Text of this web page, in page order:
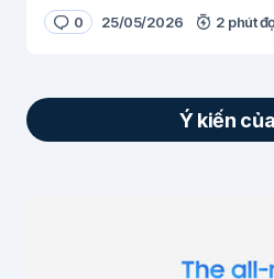
0 25/05/2026 2 phút
Ý kiến
Các trường bắt buộc